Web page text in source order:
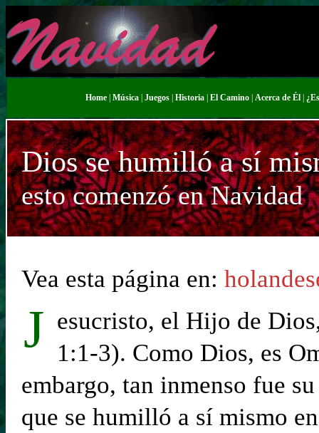
Home Música Juegos Historia El Camino Acerca de Él
Dios se humilló a sí
esto comenzó en Navidad
Vea esta página en:
J esucristo, el Hijo de
1:1-3). Como Dios, es
embargo, tan inmenso fue
que se humilló a sí mismo